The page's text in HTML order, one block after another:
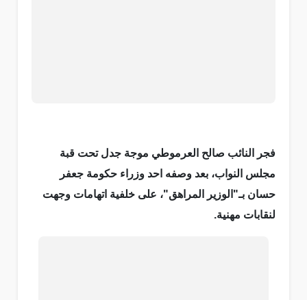
فجر النائب صالح العرموطي موجة جدل تحت قبة
مجلس النواب، بعد وصفه احد وزراء حكومة جعفر
حسان بـ"الوزير المراهق"، على خلفية اتهامات وجهت
لنقابات مهنية.